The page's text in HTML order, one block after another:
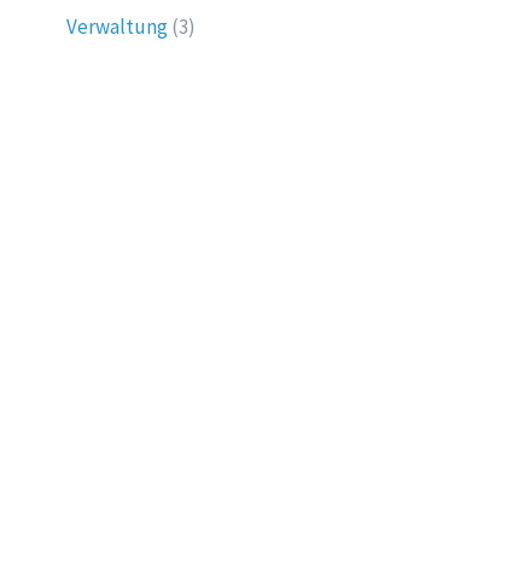
Verwaltung(3)